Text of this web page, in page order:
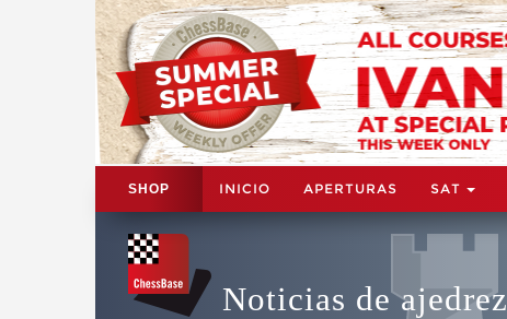
SHOP INICIO APERTURAS SAT
Noticias de ajedrez